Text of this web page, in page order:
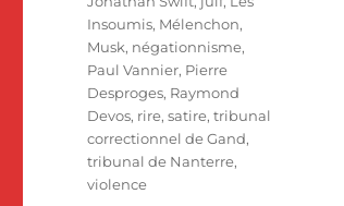
Insoumis, Mélenchon,
Musk, négationnisme,
Paul Vannier, Pierre
Desproges, Raymond
Devos, rire,satire,tribunal
correctionnel de Gand,
tribunal de Nanterre,
violence